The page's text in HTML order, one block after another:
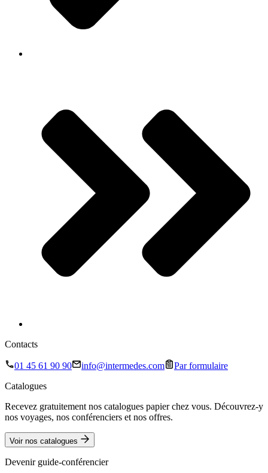
Contacts
01 45 61 90 90 info@intermedes.com
Par formulaire
Catalogues
Recevez gratuitement nos catalogues papier chez vous. Découvrez-y
nos voyages, nos conférenciers et nos offres.
Voir nos catalogues
Devenir guide-conférencier